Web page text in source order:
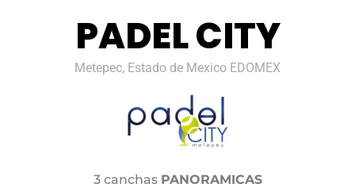
PADEL CITY
Metepec, Estado de Mexico EDOMEX
3 canchas PANORAMICAS